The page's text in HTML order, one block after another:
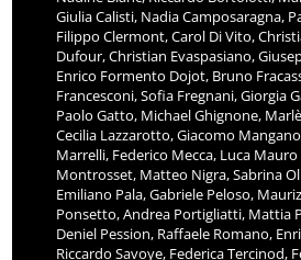
Giulia Calisti, Nadia Camposaragna,
Filippo Clermont, Carol Di Vito,
Dufour, Christian Evaspasiano,
Enrico Formento Dojot, Bruno
Francesconi, Sofia Fregnani, Giorgia
Paolo Gatto, Michael Ghignone,
Cecilia Lazzarotto, Giacomo
Marrelli, Federico Mecca, Luca
Montrosset, Matteo Nigra, Sabrina
Emiliano Pala, Gabriele Peloso,
Ponsetto, Andrea Portigliatti, Mattia
Deniel Pession, Raffaele Romano,
Riccardo Savoye, Federica Tercinod,